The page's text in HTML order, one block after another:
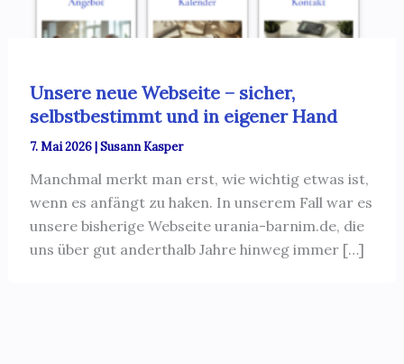
Unsere neue Webseite – sicher,
selbstbestimmt und in eigener Hand
7. Mai 2026|Susann Kasper
Manchmal merkt man erst, wie wichtig etwas ist,
wenn es anfängt zu haken. In unserem Fall war es
unsere bisherige Webseite urania-barnim.de, die
uns über gut anderthalb Jahre hinweg immer […]